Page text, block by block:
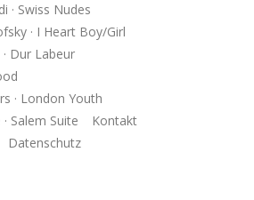
· Swiss Nudes
· I Heart Boy/Girl
Dur Labeur
· London Youth
Salem Suite
Kontakt
Datenschutz